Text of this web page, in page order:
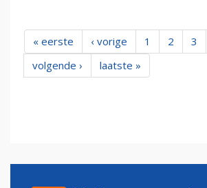
« eerste ‹ vorige 1 2 3
volgende ›
laatste »